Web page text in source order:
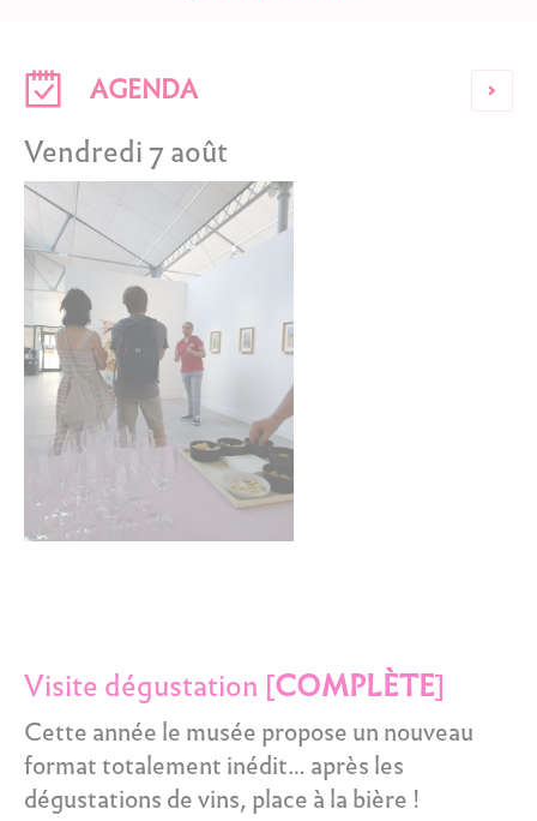
AGENDA
Vendredi 7 août
Visite dégustation [COMPLÈTE]
Cette année le musée propose un nouveau
format totalement inédit… après les
dégustations de vins, place à la bière !